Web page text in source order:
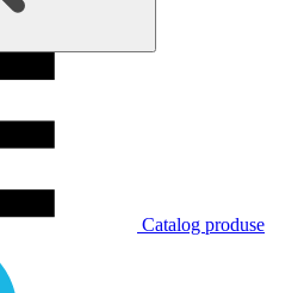
Catalog produse